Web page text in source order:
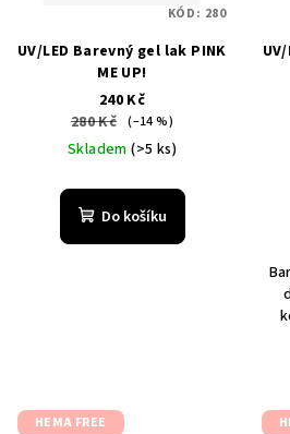
UV/LED Barevný gel lak PINK
ME UP!
240 Kč
280 Kč (–14 %)
Skladem(>5 ks)
Do košíku
KÓD: 280
HEMA FREE